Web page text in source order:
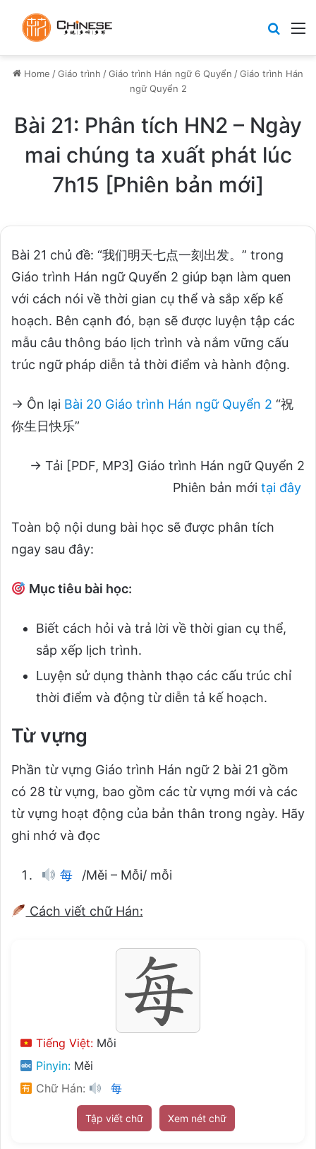
Home /Giáo trình /Giáo trình Hán ngữ 6 Quyển /Giáo trình Hán
ngữ Quyển 2
Bài 21: Phân tích HN2 – Ngày
mai chúng ta xuất phát lúc
7h15 [Phiên bản mới]
Bài 21 chủ đề: “我们明天七点一刻出发。” trong
Giáo trình Hán ngữ Quyển 2 giúp bạn làm quen
với cách nói về thời gian cụ thể và sắp xếp kế
hoạch. Bên cạnh đó, bạn sẽ được luyện tập các
mẫu câu thông báo lịch trình và nắm vững cấu
trúc ngữ pháp diễn tả thời điểm và hành động.
→ Ôn lại Bài 20 Giáo trình Hán ngữ Quyển 2 “祝
你生日快乐”
→ Tải [PDF, MP3] Giáo trình Hán ngữ Quyển 2
Phiên bản mới tại đây
Toàn bộ nội dung bài học sẽ được phân tích
ngay sau đây:
Mục tiêu bài học:
Biết cách hỏi và trả lời về thời gian cụ thể,
sắp xếp lịch trình.
Luyện sử dụng thành thạo các cấu trúc chỉ
thời điểm và động từ diễn tả kế hoạch.
Từ vựng
Phần từ vựng Giáo trình Hán ngữ 2 bài 21 gồm
có 28 từ vựng, bao gồm các từ vựng mới và các
từ vựng hoạt động của bản thân trong ngày. Hãy
ghi nhớ và đọc
每 /Měi – Mỗi/ mỗi
Cách viết chữ Hán:
Tiếng Việt: Mỗi
Pinyin: Měi
Chữ Hán:
每
Tập viết chữ Xem nét chữ